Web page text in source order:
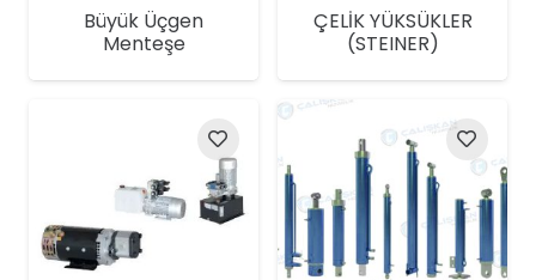
Büyük Üçgen
Menteşe
ÇELİK YÜKSÜKLER
(STEINER)